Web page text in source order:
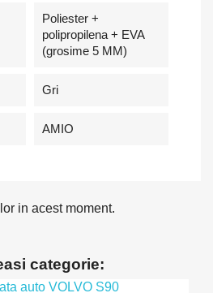
Poliester +
polipropilena + EVA
(grosime 5 MM)
Gri
AMIO
in acest moment.
categorie: